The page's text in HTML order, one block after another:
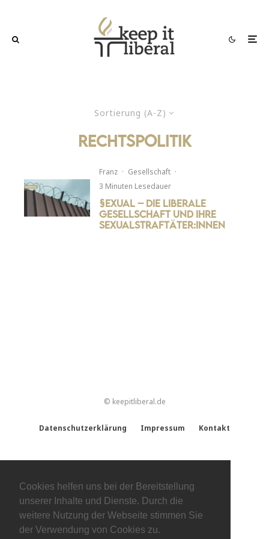
Cookies helfen uns bei der Bereitstellung
unserer Inhalte und Dienste. Durch die
weitere Nutzung der Webseite stimmen Sie
der Verwendung von Cookies zu.
Sortierung (A-Z)
rechtspolitik
Franz · Gesellschaft ·
3 Minuten Lesedauer
§exual – Die liberale
Gesellschaft und ihre
Sexualstraftäter:innen
© keepitliberal.de
Datenschutzerklärung Impressum Kontakt